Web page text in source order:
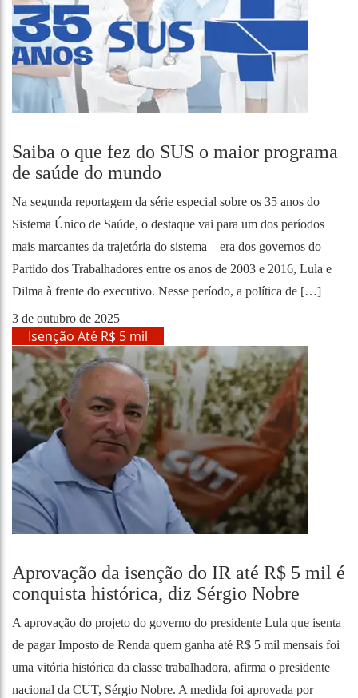
Saiba o que fez do SUS o maior programa
de saúde do mundo
Na segunda reportagem da série especial sobre os 35 anos do
Sistema Único de Saúde, o destaque vai para um dos períodos
mais marcantes da trajetória do sistema – era dos governos do
Partido dos Trabalhadores entre os anos de 2003 e 2016, Lula e
Dilma à frente do executivo. Nesse período, a política de […]
3 de outubro de 2025
Isenção Até R$ 5 mil
Aprovação da isenção do IR até R$ 5 mil é
conquista histórica, diz Sérgio Nobre
A aprovação do projeto do governo do presidente Lula que isenta
de pagar Imposto de Renda quem ganha até R$ 5 mil mensais foi
uma vitória histórica da classe trabalhadora, afirma o presidente
nacional da CUT, Sérgio Nobre. A medida foi aprovada por